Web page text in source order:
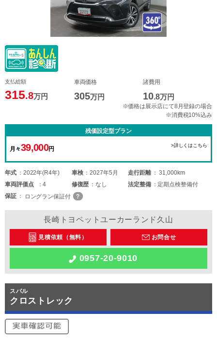
支払総額
315.8万円
車両価格
305万円
諸費用
10.8万円
※価格は展示店にて8月登録の場合
※消費税10%込み
残価設定型プラン
月々39,000円
>詳しくはこちら
年式 2022年(R4年) 車検 2027年5月 走行距離
31,000km
車両評価点 4 修復歴 なし 法定整備
定期点検整備付
保証
ロングラン保証付
長崎トヨペットユーカーランド久山
見積依頼（無料） お問合せ
0957-20-9010
スバル
クロストレック